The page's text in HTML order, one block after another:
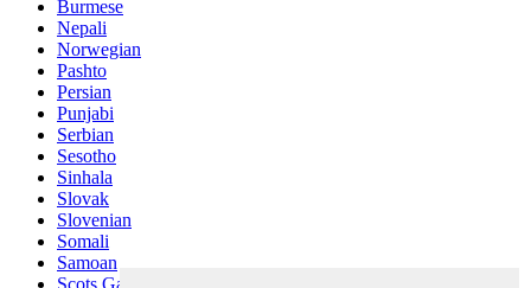
Burmese
Nepali
Norwegian
Pashto
Persian
Punjabi
Serbian
Sesotho
Sinhala
Slovak
Slovenian
Somali
Samoan
Scots Gaelic